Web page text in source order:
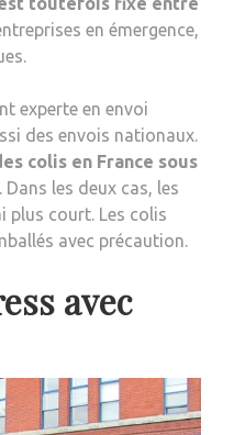
en émergence,
experte en envoi
des envois nationaux.
colis en France sous
. Dans les deux cas, les
plus court. Les colis
avec précaution.
avec